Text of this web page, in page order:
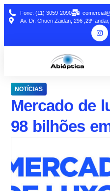
Fone: (11) 3059-2090
Av. Dr. Chucri Zaidan, 296 ,23º
NOTÍCIAS
Mercado de
98 bilhões